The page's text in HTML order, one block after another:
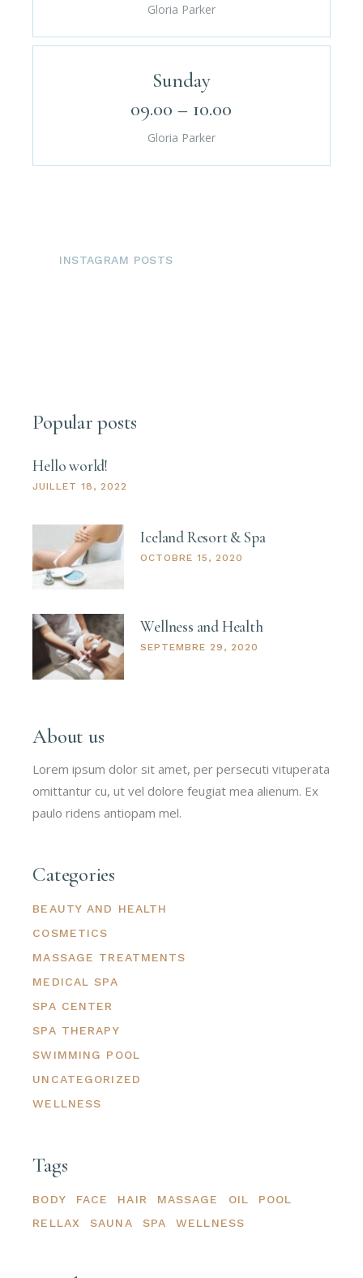
Gloria Parker
Sunday
09.00 – 10.00
Gloria Parker
INSTAGRAM POSTS
Popular posts
Hello world!
JUILLET 18, 2022
Iceland Resort & Spa
OCTOBRE 15, 2020
Wellness and Health
SEPTEMBRE 29, 2020
About us
Lorem ipsum dolor sit amet, per persecuti vituperata
omittantur cu, ut vel dolore feugiat mea alienum. Ex
paulo ridens antiopam mel.
Categories
BEAUTY AND HEALTH
COSMETICS
MASSAGE TREATMENTS
MEDICAL SPA
SPA CENTER
SPA THERAPY
SWIMMING POOL
UNCATEGORIZED
WELLNESS
Tags
BODY FACE HAIR MASSAGE OIL
POOL
RELLAX
SAUNA SPA WELLNESS